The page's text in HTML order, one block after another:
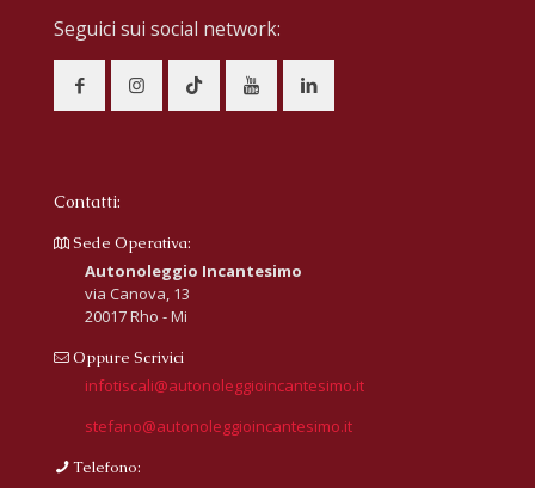
Seguici sui social network:
Contatti:
Sede Operativa:
Autonoleggio Incantesimo
via Canova, 13
20017 Rho - Mi
Oppure Scrivici
infotiscali@autonoleggioincantesimo.it
stefano@autonoleggioincantesimo.it
Telefono: